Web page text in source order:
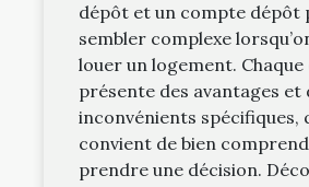
dépôt et un compte dépôt
sembler complexe
louer un logement.
présente des avantages et
inconvénients spécifiques,
convient de bien
prendre une décision.